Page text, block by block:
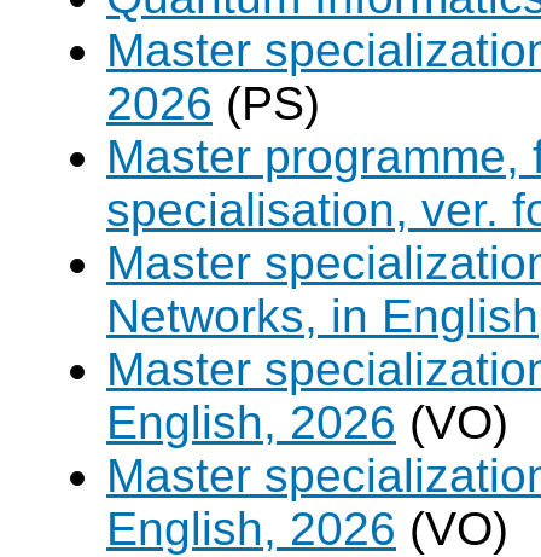
Master
2026 (PS)
Master
specialisation, ver.
Master
Networks, in
Master
English, 2026 (VO)
Master
English, 2026 (VO)